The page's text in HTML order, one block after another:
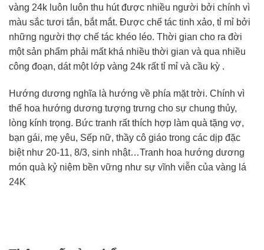
vàng 24k luôn luôn thu hút được nhiều người bởi chính vì
màu sắc tươi tắn, bắt mắt. Được chế tác tinh xảo, tỉ mỉ bởi
những người thợ chế tác khéo léo. Thời gian cho ra đời
một sản phẩm phải mất khá nhiều thời gian và qua nhiều
công đoạn, dát một lớp vàng 24k rất tỉ mỉ và cầu kỳ .
Hướng dương nghĩa là hướng về phía mặt trời. Chính vì
thế hoa hướng dương tượng trưng cho sự chung thủy,
lòng kính trọng. Bức tranh rất thích hợp làm quà tặng vợ,
bạn gái, mẹ yêu, Sếp nữ, thầy cô giáo trong các dịp đặc
biệt như 20-11, 8/3, sinh nhật…Tranh hoa hướng dương
món quà kỷ niệm bền vững như sự vĩnh viễn của vàng lá
24K